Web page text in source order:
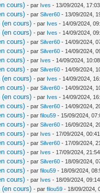
cours) - par Ives - 13/09/2024,
cours) - parSilver60 - 13/09/2024,
(en cours) - par Ives - 14/09/2024,
(en cours) - par Ives - 14/09/2024,
cours) - parSilver60 - 14/09/2024,
cours) - parSilver60 - 14/09/2024,
cours) - par Ives - 14/09/2024,
cours) - parSilver60 - 14/09/2024,
(en cours) - par Ives - 14/09/2024,
cours) - parSilver60 - 14/09/2024,
(en cours) - par Ives - 14/09/2024,
cours) - parSilver60 - 14/09/2024,
cours) - parfilou59 - 15/09/2024,
cours) - parSilver60 - 16/09/2024,
cours) - par Ives - 17/09/2024,
cours) - parSilver60 - 17/09/2024,
cours) - par Ives - 17/09/2024,
cours) - parSilver60 - 18/09/2024,
cours) - parfilou59 - 18/09/2024,
cours) - par Ives - 18/09/2024,
(en cours) - parfilou59 - 18/09/2024,